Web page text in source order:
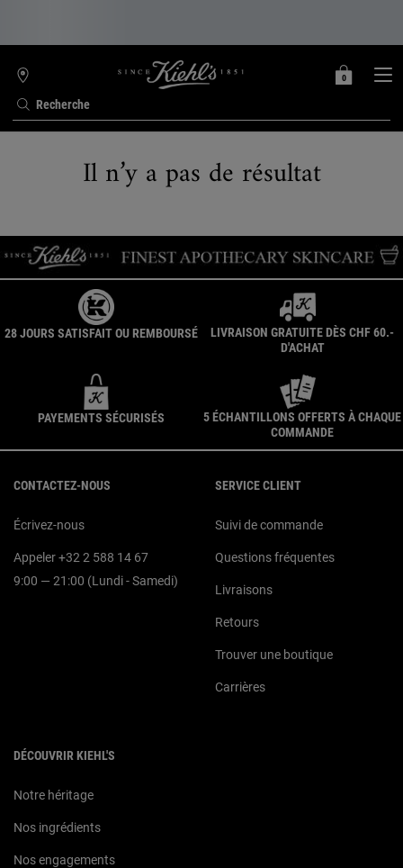
Recherche
TROUVER
UNE
BOUTIQUE
MON
0
0 PRODUIT
Il n’y a pas de résultat
28 JOURS SATISFAIT OU REMBOURSÉ
LIVRAISON GRATUITE DÈS CHF 60.-
D'ACHAT
PAYEMENTS SÉCURISÉS
5 ÉCHANTILLONS OFFERTS À CHAQUE
COMMANDE
CONTACTEZ-NOUS
Écrivez-nous
Appeler +32 2 588 14 67
9:00 — 21:00 (Lundi - Samedi)
SERVICE CLIENT
Suivi de commande
Questions fréquentes
Livraisons
Retours
Trouver une boutique
Carrières
DÉCOUVRIR KIEHL'S
Notre héritage
Nos ingrédients
Nos engagements